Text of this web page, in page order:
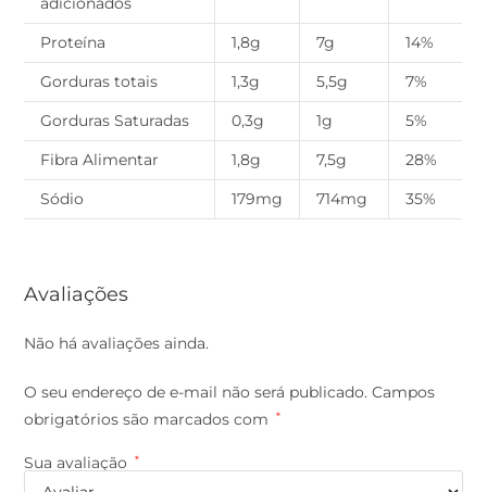
Proteína
1,8g 7g
14%
Gorduras totais
1,3g 5,5g
7%
Gorduras Saturadas
0,3g 1g
5%
Fibra Alimentar
1,8g 7,5g
28%
Sódio
179mg 714mg 35%
Avaliações
Não há avaliações ainda.
O seu endereço de e-mail não será publicado. Campos
obrigatórios são marcados com
*
Sua avaliação *